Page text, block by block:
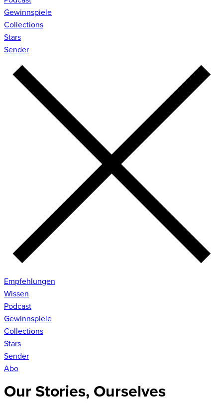
Gewinnspiele
Collections
Stars
Sender
Empfehlungen
Wissen
Podcast
Gewinnspiele
Collections
Stars
Sender
Abo
Our Stories, Ourselves